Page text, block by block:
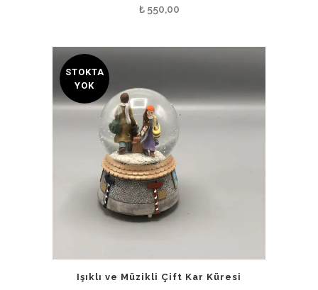
₺550,00
STOKTA
YOK
Işıklı ve Müzikli Çift Kar Küresi